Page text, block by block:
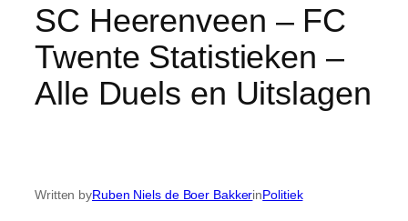
SC Heerenveen – FC
Twente Statistieken –
Alle Duels en Uitslagen
Written byRuben Niels de Boer BakkerinPolitiek